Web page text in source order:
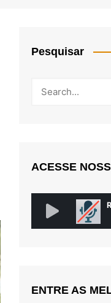
Pesquisar
ACESSE
ENTRE AS